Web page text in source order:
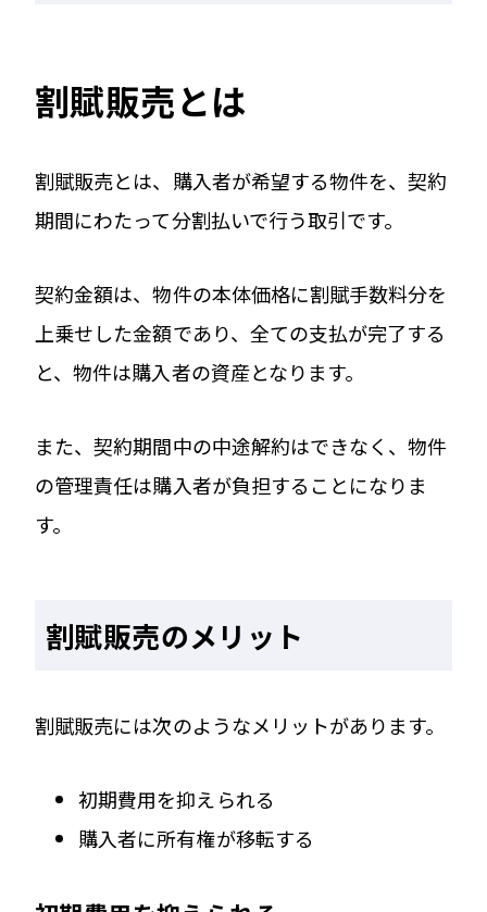
割賦販売とは
割賦販売とは、購入者が希望する物件を、契約
期間にわたって分割払いで行う取引です。
契約金額は、物件の本体価格に割賦手数料分を
上乗せした金額であり、全ての支払が完了する
と、物件は購入者の資産となります。
また、契約期間中の中途解約はできなく、物件
の管理責任は購入者が負担することになりま
す。
割賦販売のメリット
割賦販売には次のようなメリットがあります。
初期費用を抑えられる
購入者に所有権が移転する